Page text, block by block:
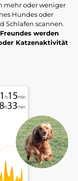
mehr oder weniger
Hundes oder
Schlafen scannen.
werden
Katzenaktivität